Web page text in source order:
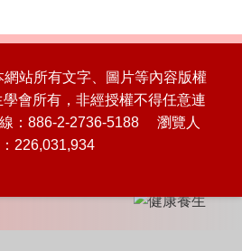
站所有文字、圖片等內容版權
會所有，非經授權不得任意連
：886-2-2736-5188 瀏覽人
226,031,934